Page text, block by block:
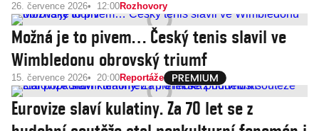
26. července 2026 12:00Rozhovory
Možná je to pivem… Český tenis slavil ve
Wimbledonu obrovský triumf
15. července 2026 20:00Reportáže
Eurovize slaví kulatiny. Za 70 let se z